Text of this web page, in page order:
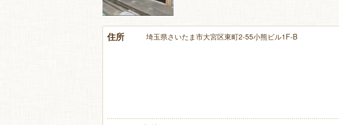
住所 埼玉県さいたま市大宮区東町2-55小熊ビル1F-B